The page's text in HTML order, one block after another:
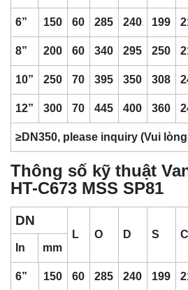
6” 150 60 285 240 199
8” 200 60 340 295 250
10” 250 70 395 350 308
12” 300 70 445 400 360
≥DN350, please inquiry (Vui
Thông số kỹ thuật
HT-C673 MSS SP81
DN
L O D S C
In
mm
6” 150 60 285 240 199